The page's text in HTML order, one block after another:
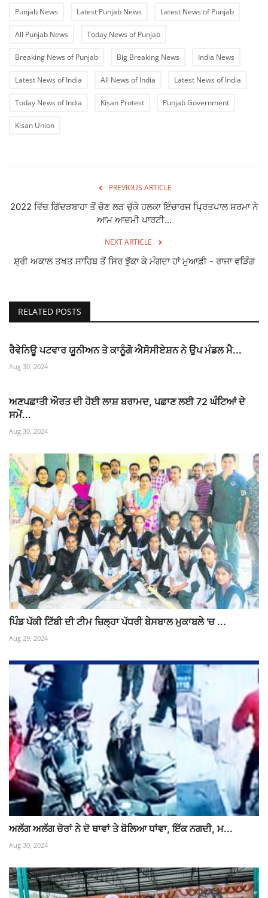
Punjab News Latest Punjab News Latest News of Punjab
All Punjab News Today News of Punjab
Breaking News of Punjab Big Breaking News India News
Latest News of India All News of India Latest News of India
Today News of India Kisan Protest Punjab Government
Kisan Union
PREVIOUS ARTICLE
2022 ਵਿੱਚ ਗਿੱਦੜਬਾਹਾ ਤੋਂ ਚੋਣ ਲੜ ਚੁੱਕੇ ਹਲਕਾ ਇੰਚਾਰਜ ਪ੍ਰਿਤਪਾਲ ਸ਼ਰਮਾ ਨੇ
ਆਮ ਆਦਮੀ ਪਾਰਟੀ...
NEXT ARTICLE
ਸ਼੍ਰੀ ਅਕਾਲ ਤਖਤ ਸਾਹਿਬ ਤੋਂ ਸਿਰ ਝੁੱਕਾ ਕੇ ਮੰਗਦਾ ਹਾਂ ਮੁਆਫ਼ੀ - ਰਾਜਾ ਵੜਿੰਗ
RELATED POSTS
ਰੈਵੇਨਿਊ ਪਟਵਾਰ ਯੂਨੀਅਨ ਤੇ ਕਾਨੂੰਗੋ ਐਸੋਸੀਏਸ਼ਨ ਨੇ ਉਪ ਮੰਡਲ ਮੈ...
Aug 30, 2024
ਅਣਪਛਾਤੀ ਔਰਤ ਦੀ ਹੋਈ ਲਾਸ਼ ਬਰਾਮਦ, ਪਛਾਣ ਲਈ 72 ਘੰਟਿਆਂ ਦੇ
ਸਮੇਂ...
Aug 30, 2024
ਪਿੰਡ ਪੱਕੀ ਟਿੱਬੀ ਦੀ ਟੀਮ ਜ਼ਿਲ੍ਹਾ ਪੱਧਰੀ ਬੇਸਬਾਲ ਮੁਕਾਬਲੇ 'ਚ ...
Aug 29, 2024
ਅਲੱਗ ਅਲੱਗ ਚੋਰਾਂ ਨੇ ਦੋ ਥਾਵਾਂ ਤੇ ਬੋਲਿਆ ਧਾਂਵਾ, ਇੱਕ ਨਗਦੀ, ਮ...
Aug 30, 2024